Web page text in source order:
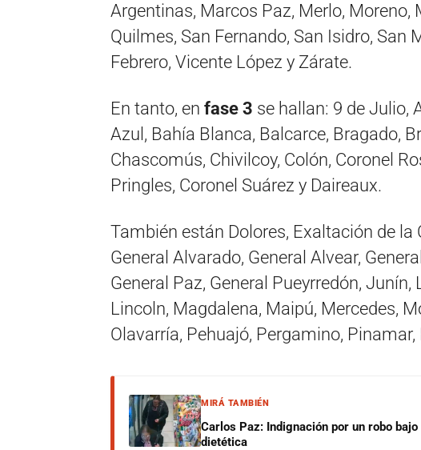
Argentinas, Marcos Paz, Merlo, Moreno,
Quilmes, San Fernando, San Isidro, San
Febrero, Vicente López y Zárate.
En tanto, en fase 3 se hallan: 9 de Julio,
Azul, Bahía Blanca, Balcarce, Bragado,
Chascomús, Chivilcoy, Colón, Coronel
Pringles, Coronel Suárez y Daireaux.
También están Dolores, Exaltación de la
General Alvarado, General Alvear,
General Paz, General Pueyrredón,
Lincoln, Magdalena, Maipú, Mercedes,
Olavarría, Pehuajó, Pergamino, Pinamar,
MIRÁ TAMBIÉN
Carlos Paz: Indignación por un robo
dietética